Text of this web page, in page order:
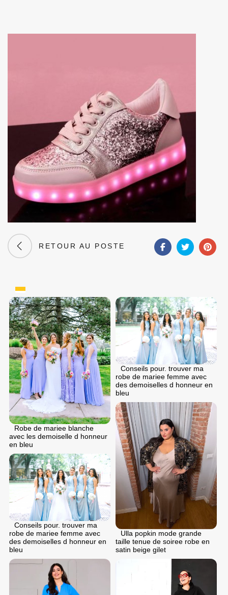
RETOUR AU POSTE
Robe de mariee blanche
avec les demoiselle d honneur
en bleu
Conseils pour. trouver ma
robe de mariee femme avec
des demoiselles d honneur en
bleu
Ulla popkin mode grande
taille tenue de soiree robe en
satin beige gilet
Conseils pour. trouver ma
robe de mariee femme avec
des demoiselles d honneur en
bleu